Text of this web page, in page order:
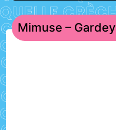
Mimuse – Gardey